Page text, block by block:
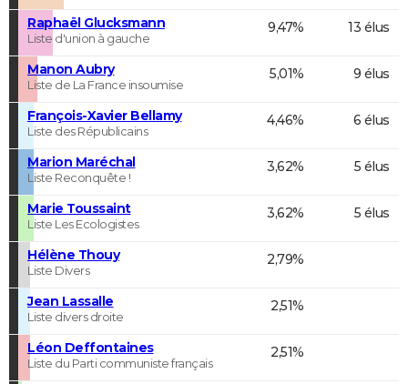
Raphaël Glucksmann
Liste d'union à gauche
9,47% 13 élus
Manon Aubry
Liste de La France insoumise
5,01% 9 élus
François-Xavier Bellamy
Liste des Républicains
4,46% 6 élus
Marion Maréchal
Liste Reconquête !
3,62% 5 élus
Marie Toussaint
Liste Les Ecologistes
3,62% 5 élus
Hélène Thouy
Liste Divers
2,79%
Jean Lassalle
Liste divers droite
2,51%
Léon Deffontaines
Liste du Parti communiste français
2,51%